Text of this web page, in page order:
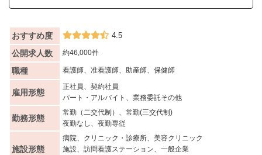
おすすめ度 4.5
公開求人数 約46,000件
職種 看護師、准看護師、助産師、保健師
雇用形態
正社員、契約社員
パート・アルバイト、業務委託その他
勤務形態
常勤（二交代制）、常勤(三交代制)
夜勤なし、夜勤専従
施設形態
病院、クリニック・診療所、美容クリニック
施設、訪問看護ステーション、一般企業